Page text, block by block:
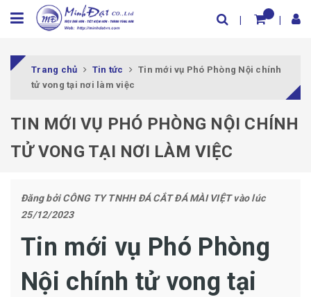
Trang chủ Tin tức
Tin mới vụ Phó Phòng Nội chính
tử vong tại nơi làm việc
TIN MỚI VỤ PHÓ PHÒNG NỘI CHÍNH
TỬ VONG TẠI NƠI LÀM VIỆC
Đăng bởiCÔNG TY TNHH ĐÁ CẮT ĐÁ MÀI VIỆTvào lúc
25/12/2023
Tin mới vụ Phó Phòng
Nội chính tử vong tại